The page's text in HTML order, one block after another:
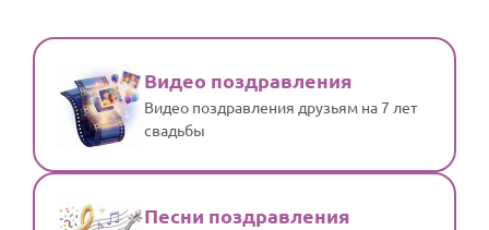
Видео поздравления
Видео поздравления друзьям на 7 лет
свадьбы
Песни поздравления